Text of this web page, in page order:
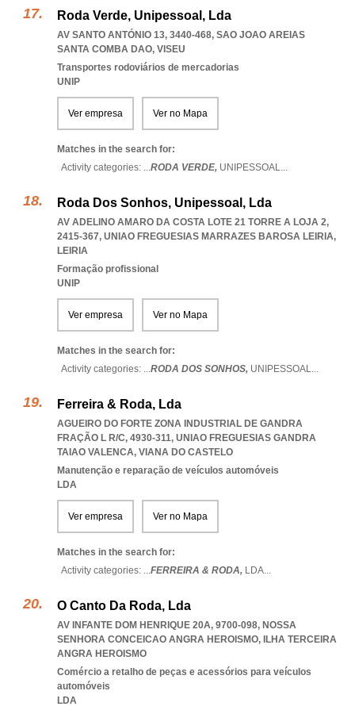
Roda Verde, Unipessoal, Lda
AV SANTO ANTÓNIO 13, 3440-468, SAO JOAO AREIAS
SANTA COMBA DAO, VISEU
Transportes rodoviários de mercadorias
UNIP
Ver empresa Ver no Mapa
Matches in the search for:
Activity categories: ...RODA VERDE, UNIPESSOAL...
Roda Dos Sonhos, Unipessoal, Lda
AV ADELINO AMARO DA COSTA LOTE 21 TORRE A LOJA 2,
2415-367, UNIAO FREGUESIAS MARRAZES BAROSA LEIRIA,
LEIRIA
Formação profissional
UNIP
Ver empresa Ver no Mapa
Matches in the search for:
Activity categories: ...RODA DOS SONHOS, UNIPESSOAL...
Ferreira & Roda, Lda
AGUEIRO DO FORTE ZONA INDUSTRIAL DE GANDRA
FRAÇÃO L R/C, 4930-311, UNIAO FREGUESIAS GANDRA
TAIAO VALENCA, VIANA DO CASTELO
Manutenção e reparação de veículos automóveis
LDA
Ver empresa Ver no Mapa
Matches in the search for:
Activity categories: ...FERREIRA & RODA, LDA...
O Canto Da Roda, Lda
AV INFANTE DOM HENRIQUE 20A, 9700-098, NOSSA
SENHORA CONCEICAO ANGRA HEROISMO, ILHA TERCEIRA
ANGRA HEROISMO
Comércio a retalho de peças e acessórios para veículos
automóveis
LDA